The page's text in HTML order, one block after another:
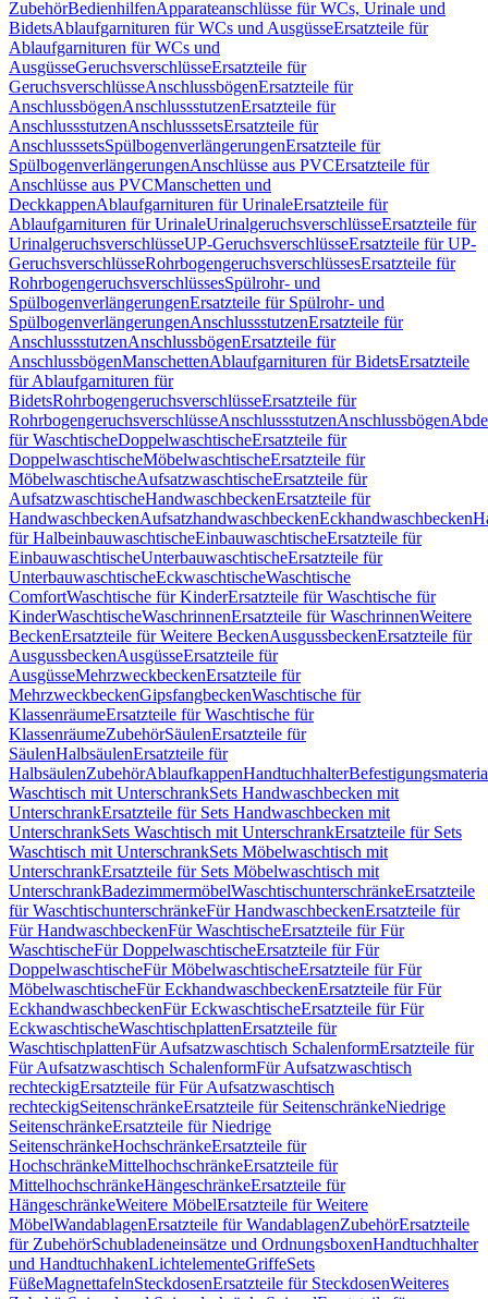
ZubehörBedienhilfenApparateanschlüsse für WCs, Urinale und
BidetsAblaufgarnituren für WCs und AusgüsseErsatzteile für
Ablaufgarnituren für WCs und
AusgüsseGeruchsverschlüsseErsatzteile für
GeruchsverschlüsseAnschlussbögenErsatzteile für
AnschlussbögenAnschlussstutzenErsatzteile für
AnschlussstutzenAnschlusssetsErsatzteile für
AnschlusssetsSpülbogenverlängerungenErsatzteile für
SpülbogenverlängerungenAnschlüsse aus PVCErsatzteile für
Anschlüsse aus PVCManschetten und
DeckkappenAblaufgarnituren für UrinaleErsatzteile für
Ablaufgarnituren für UrinaleUrinalgeruchsverschlüsseErsatzteile für
UrinalgeruchsverschlüsseUP-GeruchsverschlüsseErsatzteile für UP-
GeruchsverschlüsseRohrbogengeruchsverschlüssesErsatzteile für
RohrbogengeruchsverschlüssesSpülrohr- und
SpülbogenverlängerungenErsatzteile für Spülrohr- und
SpülbogenverlängerungenAnschlussstutzenErsatzteile für
AnschlussstutzenAnschlussbögenErsatzteile für
AnschlussbögenManschettenAblaufgarnituren für BidetsErsatzteile
für Ablaufgarnituren für
BidetsRohrbogengeruchsverschlüsseErsatzteile für
RohrbogengeruchsverschlüsseAnschlussstutzenAnschlussbögen
für WaschtischeDoppelwaschtischeErsatzteile für
DoppelwaschtischeMöbelwaschtischeErsatzteile für
MöbelwaschtischeAufsatzwaschtischeErsatzteile für
AufsatzwaschtischeHandwaschbeckenErsatzteile für
HandwaschbeckenAufsatzhandwaschbeckenEckhandwaschbecken
für HalbeinbauwaschtischeEinbauwaschtischeErsatzteile für
EinbauwaschtischeUnterbauwaschtischeErsatzteile für
UnterbauwaschtischeEckwaschtischeWaschtische
ComfortWaschtische für KinderErsatzteile für Waschtische für
KinderWaschtischeWaschrinnenErsatzteile für WaschrinnenWeitere
BeckenErsatzteile für Weitere BeckenAusgussbeckenErsatzteile für
AusgussbeckenAusgüsseErsatzteile für
AusgüsseMehrzweckbeckenErsatzteile für
MehrzweckbeckenGipsfangbeckenWaschtische für
KlassenräumeErsatzteile für Waschtische für
KlassenräumeZubehörSäulenErsatzteile für
SäulenHalbsäulenErsatzteile für
HalbsäulenZubehörAblaufkappenHandtuchhalter
Waschtisch mit UnterschrankSets Handwaschbecken mit
UnterschrankErsatzteile für Sets Handwaschbecken mit
UnterschrankSets Waschtisch mit UnterschrankErsatzteile für Sets
Waschtisch mit UnterschrankSets Möbelwaschtisch mit
UnterschrankErsatzteile für Sets Möbelwaschtisch mit
UnterschrankBadezimmermöbelWaschtischunterschränkeErsatzteile
für WaschtischunterschränkeFür HandwaschbeckenErsatzteile für
Für HandwaschbeckenFür WaschtischeErsatzteile für Für
WaschtischeFür DoppelwaschtischeErsatzteile für Für
DoppelwaschtischeFür MöbelwaschtischeErsatzteile für Für
MöbelwaschtischeFür EckhandwaschbeckenErsatzteile für Für
EckhandwaschbeckenFür EckwaschtischeErsatzteile für Für
EckwaschtischeWaschtischplattenErsatzteile für
WaschtischplattenFür Aufsatzwaschtisch SchalenformErsatzteile für
Für Aufsatzwaschtisch SchalenformFür Aufsatzwaschtisch
rechteckigErsatzteile für Für Aufsatzwaschtisch
rechteckigSeitenschränkeErsatzteile für SeitenschränkeNiedrige
SeitenschränkeErsatzteile für Niedrige
SeitenschränkeHochschränkeErsatzteile für
HochschränkeMittelhochschränkeErsatzteile für
MittelhochschränkeHängeschränkeErsatzteile für
HängeschränkeWeitere MöbelErsatzteile für Weitere
MöbelWandablagenErsatzteile für WandablagenZubehörErsatzteile
für ZubehörSchubladeneinsätze und OrdnungsboxenHandtuchhalter
und HandtuchhakenLichtelementeGriffeSets
FüßeMagnettafelnSteckdosenErsatzteile für SteckdosenWeiteres